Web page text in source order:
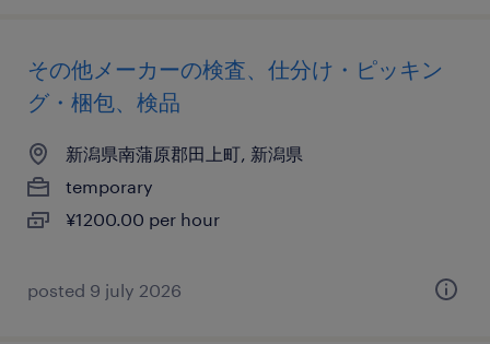
その他メーカーの検査、仕分け・ピッキン
グ・梱包、検品
新潟県南蒲原郡田上町, 新潟県
temporary
¥1200.00 per hour
posted 9 july 2026